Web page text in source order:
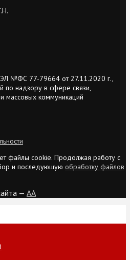
№ФС 77-79664 от 27.11.2020 г.,
надзору в сфере связи,
массовых коммуникаций
файлы cookie. Продолжая работу с
и последующую обработку файлов
— AA